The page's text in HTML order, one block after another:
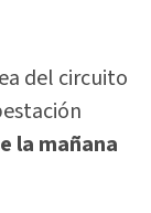
del circuito
la mañana